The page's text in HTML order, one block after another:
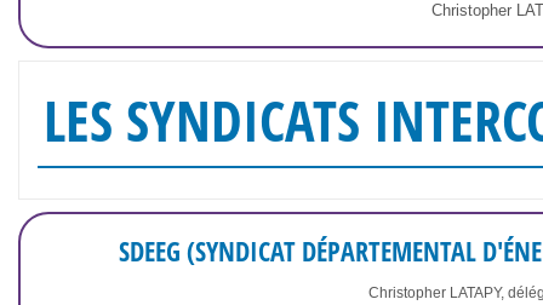
Christopher
LES SYNDICATS
SDEEG (SYNDICAT DÉPARTEMENTAL
Christopher LATAPY,